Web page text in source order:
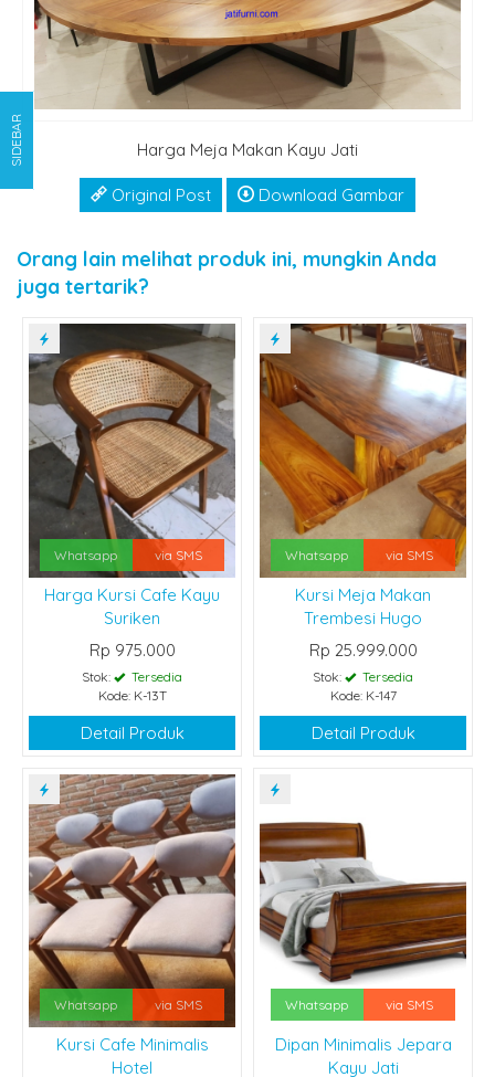
Harga Meja Makan Kayu Jati
Original Post Download Gambar
Orang lain melihat produk ini, mungkin Anda
juga tertarik?
Whatsapp via SMS
Harga Kursi Cafe Kayu
Suriken
Rp 975.000
Stok:
Tersedia
Kode: K-13T
Detail Produk
Whatsapp via SMS
Kursi Meja Makan
Trembesi Hugo
Rp 25.999.000
Stok:
Tersedia
Kode: K-147
Detail Produk
Whatsapp via SMS
Kursi Cafe Minimalis
Hotel
Whatsapp via SMS
Dipan Minimalis Jepara
Kayu Jati
SIDEBAR